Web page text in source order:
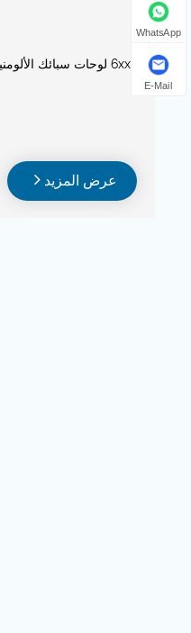
6xxx لوحات سبائك الألومنيوم خطيرة
عرض المزيد
WhatsApp
E-Mail